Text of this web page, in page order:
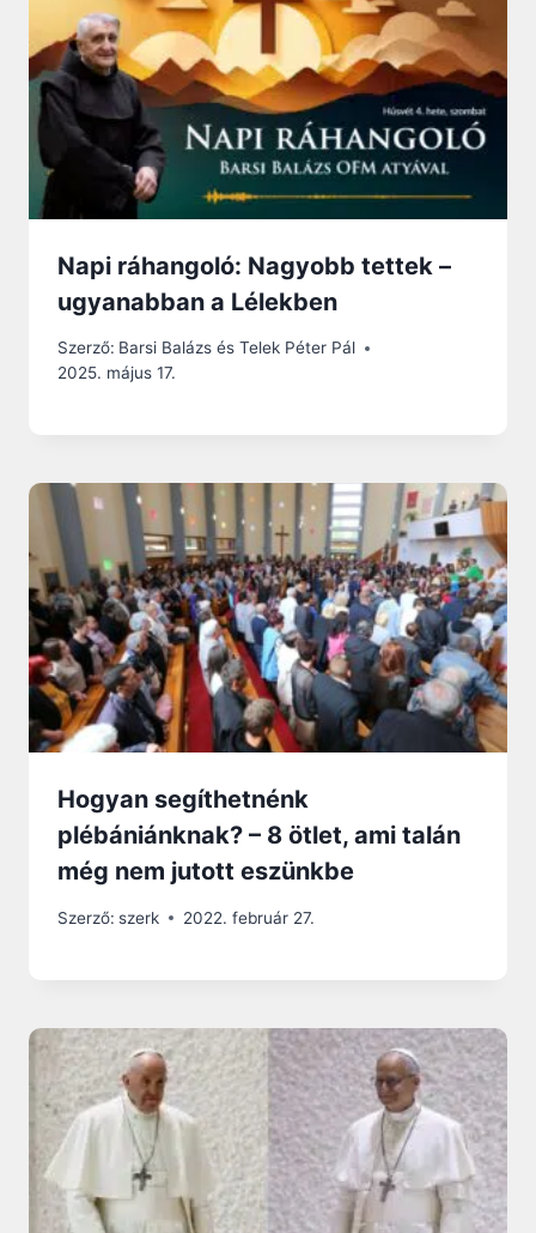
Napi ráhangoló: Nagyobb tettek –
ugyanabban a Lélekben
Szerző: Barsi Balázs és Telek Péter Pál
2025. május 17.
Hogyan segíthetnénk
plébániánknak? – 8 ötlet, ami talán
még nem jutott eszünkbe
Szerző: szerk 2022. február 27.